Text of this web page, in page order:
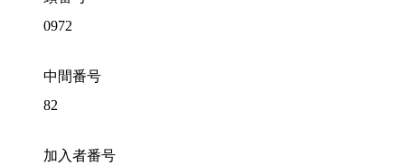
0972
中間番号
82
加入者番号